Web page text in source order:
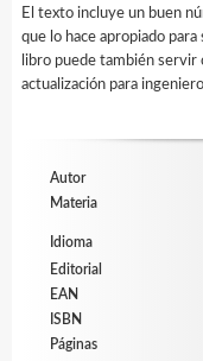
El texto incluye un buen
que lo hace apropiado
libro puede también
actualización para
Autor
Materia
Idioma
Editorial
EAN
ISBN
Páginas